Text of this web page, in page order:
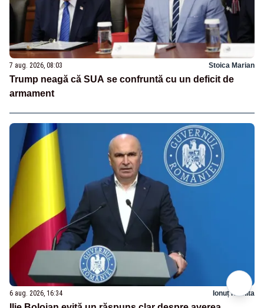
7 aug. 2026, 08:03 Stoica Marian
Trump neagă că SUA se confruntă cu un deficit de
armament
6 aug. 2026, 16:34 Ionuț Nichita